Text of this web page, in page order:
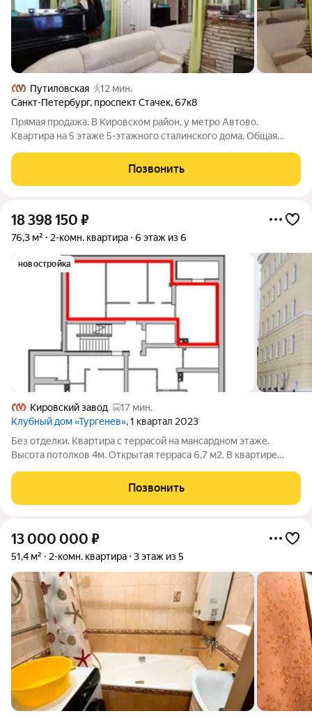
Путиловская
12 мин.
Санкт-Петербург, проспект Стачек,67к8
Прямая продажа. В Кировском район, у метро Автово.
Квартира на 5 этаже 5-этажного сталинского дома, Общая
20 м. Сделан качественный ремонт, действующий камин. Это
лучшее предложение на
Позвонить
18 398 150 ₽
76,3 м² 2-комн. квартира 6 этаж из 6
новостройка
Кировский завод
17 мин.
Клубный дом «Тургенев», 1 квартал 2023
Без отделки. Квартира с террасой на мансардном этаже.
Высота потолков 4м. Открытая терраса 6,7 м2. В квартире
Позвонить
13 000 000 ₽
51,4 м² 2-комн. квартира 3 этаж из 5